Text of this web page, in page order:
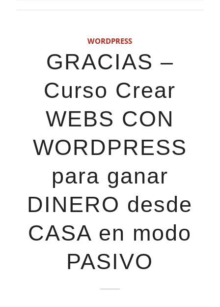
WORDPRESS
GRACIAS –
Curso Crear
WEBS CON
WORDPRESS
para ganar
DINERO desde
CASA en modo
PASIVO